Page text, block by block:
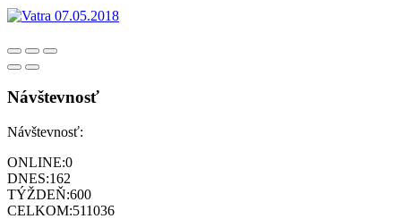
Návštevnosť
Návštevnosť:
ONLINE:0
DNES:162
TÝŽDEŇ:600
CELKOM:511036